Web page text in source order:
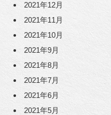
2021年12月
2021年11月
2021年10月
2021年9月
2021年8月
2021年7月
2021年6月
2021年5月